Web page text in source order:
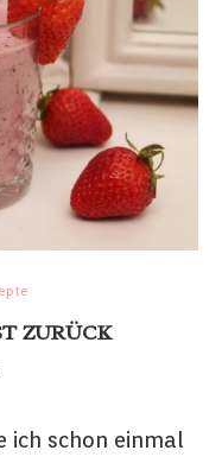
ZURÜCK
ich schon einmal